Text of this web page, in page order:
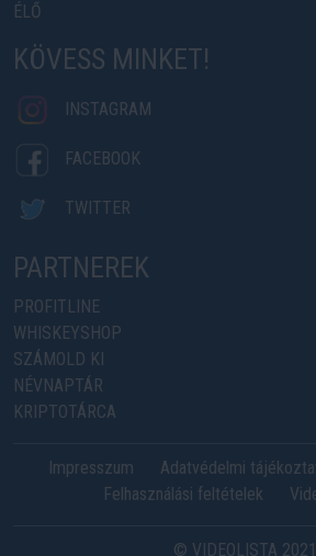
ÉLŐ
KÖVESS MINKET!
INSTAGRAM
FACEBOOK
TWITTER
PARTNEREK
PROFITLINE
WHISKEYSHOP
SZÁMOLD KI
NÉVNAPTÁR
KRIPTOTÁRCA
Impresszum Adatvédelmi
Felhasználási feltételek
© VIDEOLISTA 2021